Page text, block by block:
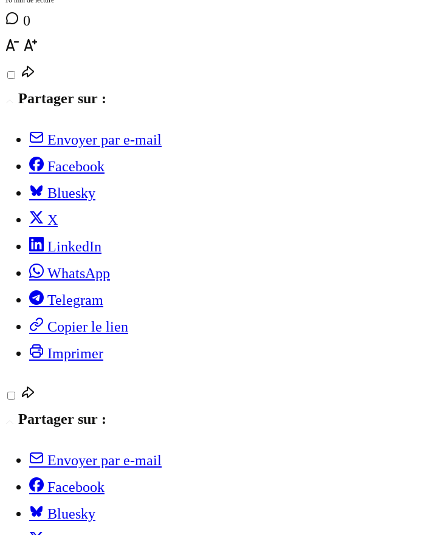
0
Partager sur :
Envoyer par e-mail
Facebook
Bluesky
X
LinkedIn
WhatsApp
Telegram
Copier le lien
Imprimer
Partager sur :
Envoyer par e-mail
Facebook
Bluesky